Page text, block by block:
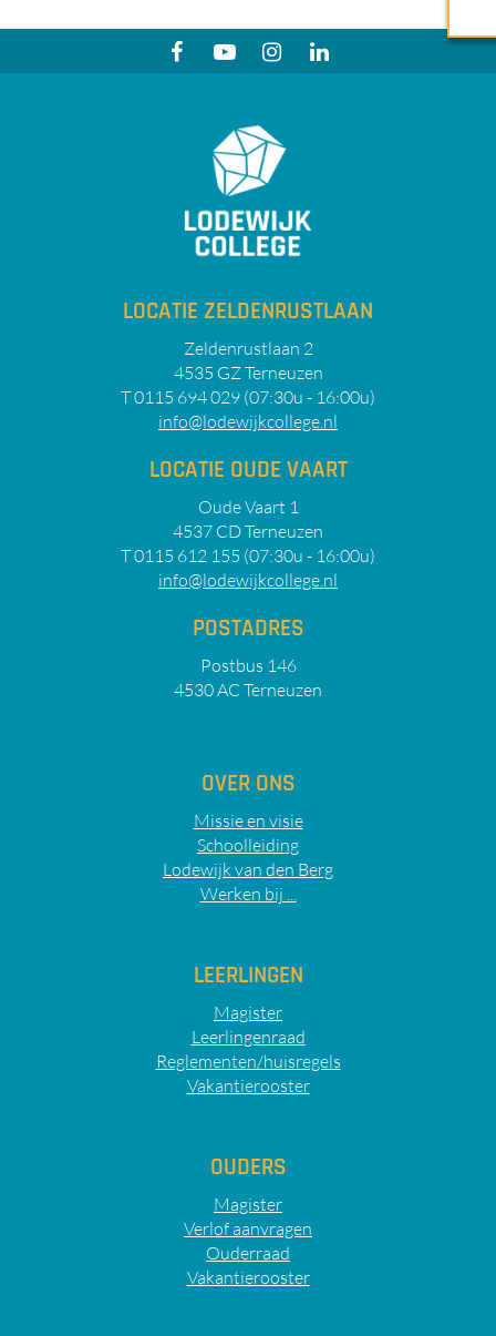
LOCATIE ZELDENRUSTLAAN
Zeldenrustlaan 2
4535 GZ Terneuzen
T 0115 694 029 (07:30u - 16:00u)
info@lodewijkcollege.nl
LOCATIE OUDE VAART
Oude Vaart 1
4537 CD Terneuzen
T 0115 612 155 (07:30u - 16:00u)
info@lodewijkcollege.nl
POSTADRES
Postbus 146
4530 AC Terneuzen
OVER ONS
Missie en visie
Schoolleiding
Lodewijk van den Berg
Werken bij ...
LEERLINGEN
Magister
Leerlingenraad
Reglementen/huisregels
Vakantierooster
OUDERS
Magister
Verlof aanvragen
Ouderraad
Vakantierooster